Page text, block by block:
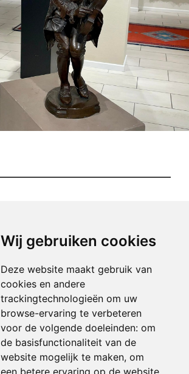
Wij gebruiken cookies
Deze website maakt gebruik van
cookies en andere
trackingtechnologieën om uw
browse-ervaring te verbeteren
voor de volgende doeleinden: om
de basisfunctionaliteit van de
website mogelijk te maken, om
een betere ervaring op de website